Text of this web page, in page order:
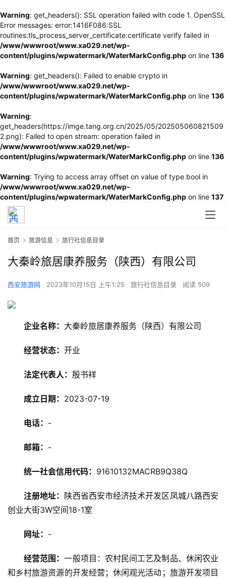
Warning: get_headers(): SSL operation failed with code 1. OpenSSL
Error messages: error:1416F086:SSL
routines:tls_process_server_certificate:certificate verify failed in
/www/wwwroot/www.xa029.net/wp-
content/plugins/wpwatermark/WaterMarkConfig.php on line 136
Warning: get_headers(): Failed to enable crypto in
/www/wwwroot/www.xa029.net/wp-
content/plugins/wpwatermark/WaterMarkConfig.php on line 136
Warning:
get_headers(https://imge.tang.org.cn/2025/05/202505060821509
2.png): Failed to open stream: operation failed in
/www/wwwroot/www.xa029.net/wp-
content/plugins/wpwatermark/WaterMarkConfig.php on line 136
Warning: Trying to access array offset on value of type bool in
/www/wwwroot/www.xa029.net/wp-
content/plugins/wpwatermark/WaterMarkConfig.php on line 137
讯
略
首页 旅游信息 旅行社信息目录
大秦岭旅居康养服务（陕西）有限公司
西安旅游网 2023年10月15日 上午1:25 旅行社信息目录 阅读 509
企业名称： 大秦岭旅居康养服务（陕西）有限公司
经营状态： 开业
法定代表人： 殷书祥
成立日期： 2023-07-19
电话： -
邮箱： -
统一社会信用代码： 91610132MACRB9Q38Q
注册地址： 陕西省西安市经济技术开发区凤城八路西安
创业大街3W空间18-1室
网址： -
经营范围：一般项目：农村民间工艺及制品、休闲农业
和乡村旅游资源的开发经营；休闲观光活动；旅游开发项目